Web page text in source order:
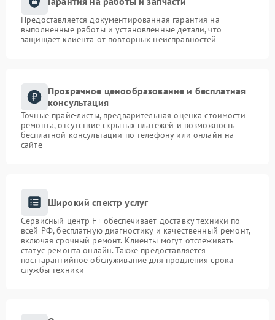
Предоставляется документированная гарантия на
выполненные работы и установленные детали, что
защищает клиента от повторных неисправностей
Прозрачное ценообразование и бесплатная
консультация
Точные прайс-листы, предварительная оценка стоимости
ремонта, отсутствие скрытых платежей и возможность
бесплатной консультации по телефону или онлайн на
сайте
Широкий спектр услуг
Сервисный центр F+ обеспечивает доставку техники по
всей РФ, бесплатную диагностику и качественный ремонт,
включая срочный ремонт. Клиенты могут отслеживать
статус ремонта онлайн. Также предоставляется
постгарантийное обслуживание для продления срока
службы техники